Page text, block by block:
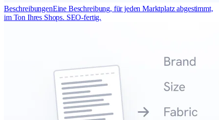
BeschreibungenEine Beschreibung, für jeden Marktplatz abgestimmt,
im Ton Ihres Shops. SEO-fertig.